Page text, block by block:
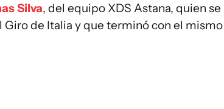
Silva, del equipo XDS Astana, quien se
de Italia y que terminó con el mismo